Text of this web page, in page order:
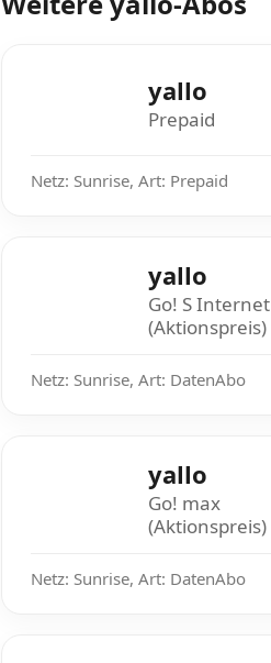
yallo
Prepaid
Netz: Sunrise, Art: Prepaid
yallo
Go! S Internet
(Aktionspreis)
Netz: Sunrise, Art: DatenAbo
yallo
Go! max
(Aktionspreis)
Netz: Sunrise, Art: DatenAbo